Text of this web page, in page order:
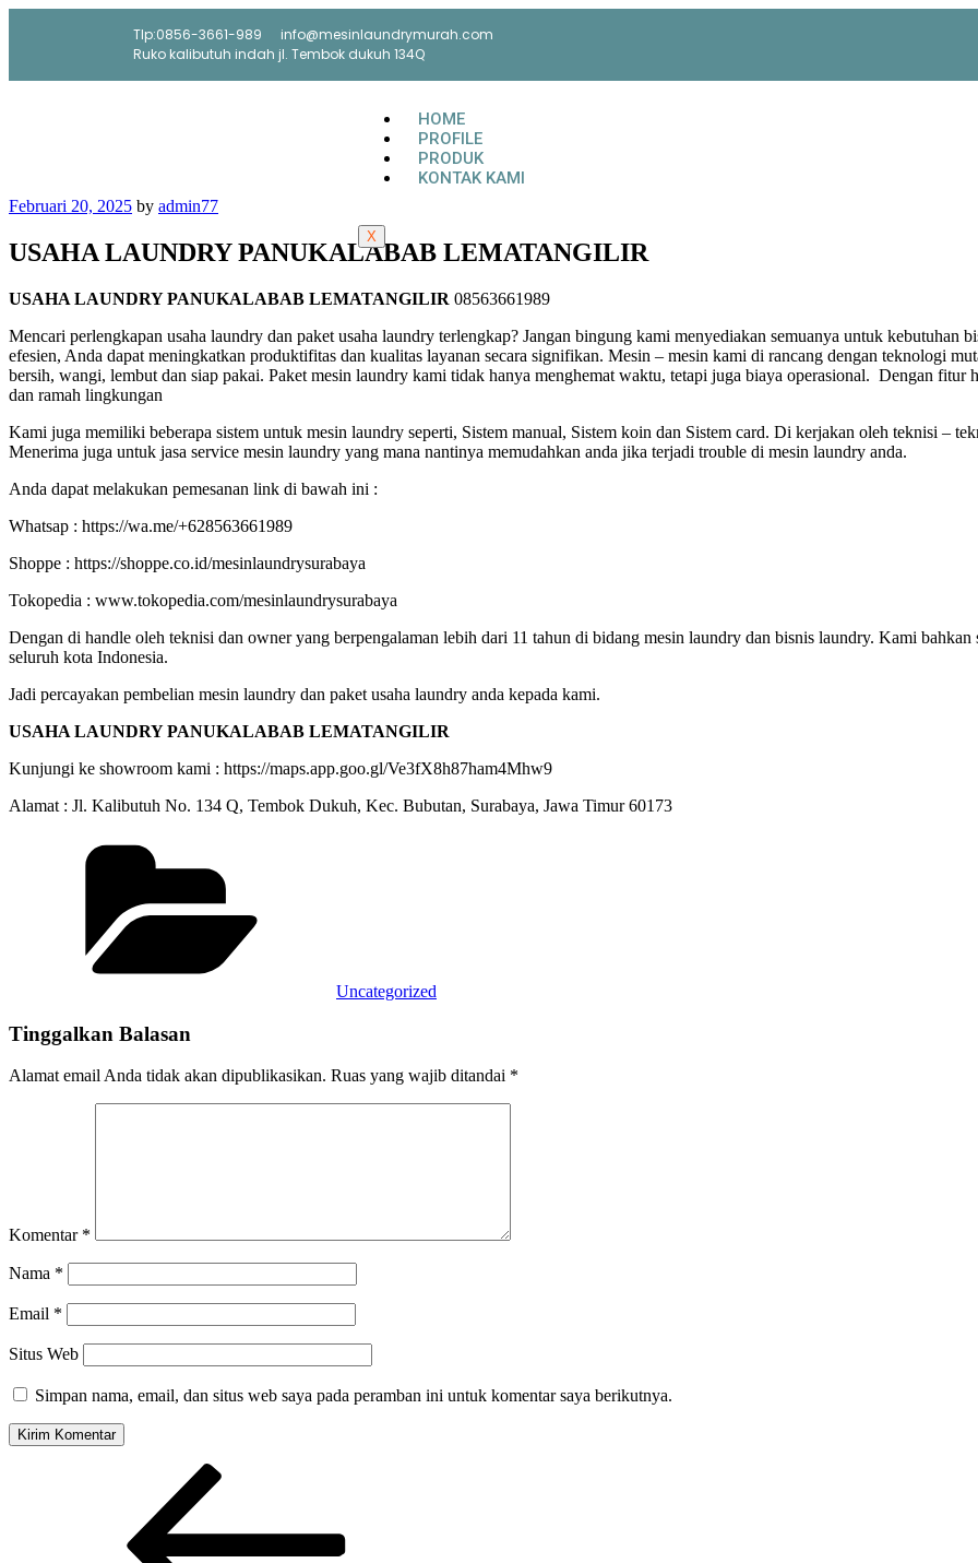
Tlp:0856-3661-989
info@mesinlaundrymurah.com
Ruko kalibutuh indah jl. Tembok dukuh 134Q
HOME
PROFILE
PRODUK
KONTAK KAMI
X
Februari 20, 2025 by admin77
USAHA LAUNDRY PANUKALABAB LEMATANGILIR
USAHA LAUNDRY PANUKALABAB LEMATANGILIR 08563661989
Mencari perlengkapan usaha laundry dan paket usaha laundry terlengkap? Jangan bingung kami menyediakan semuanya untuk kebutuhan
efesien, Anda dapat meningkatkan produktifitas dan kualitas layanan secara signifikan. Mesin – mesin kami di rancang dengan teknologi
bersih, wangi, lembut dan siap pakai. Paket mesin laundry kami tidak hanya menghemat waktu, tetapi juga biaya operasional. Dengan fitur
dan ramah lingkungan
Kami juga memiliki beberapa sistem untuk mesin laundry seperti, Sistem manual, Sistem koin dan Sistem card. Di kerjakan oleh teknisi –
Menerima juga untuk jasa service mesin laundry yang mana nantinya memudahkan anda jika terjadi trouble di mesin laundry anda.
Anda dapat melakukan pemesanan link di bawah ini :
Whatsap : https://wa.me/+628563661989
Shoppe : https://shoppe.co.id/mesinlaundrysurabaya
Tokopedia : www.tokopedia.com/mesinlaundrysurabaya
Dengan di handle oleh teknisi dan owner yang berpengalaman lebih dari 11 tahun di bidang mesin laundry dan bisnis laundry. Kami
seluruh kota Indonesia.
Jadi percayakan pembelian mesin laundry dan paket usaha laundry anda kepada kami.
USAHA LAUNDRY PANUKALABAB LEMATANGILIR
Kunjungi ke showroom kami : https://maps.app.goo.gl/Ve3fX8h87ham4Mhw9
Alamat : Jl. Kalibutuh No. 134 Q, Tembok Dukuh, Kec. Bubutan, Surabaya, Jawa Timur 60173
Uncategorized
Tinggalkan Balasan
Alamat email Anda tidak akan dipublikasikan. Ruas yang wajib ditandai *
Komentar *
Nama *
Email *
Situs Web
Simpan nama, email, dan situs web saya pada peramban ini untuk komentar saya berikutnya.